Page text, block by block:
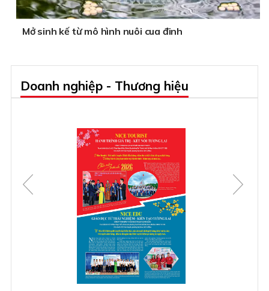
Mở sinh kế từ mô hình nuôi cua đinh
Doanh nghiệp - Thương hiệu